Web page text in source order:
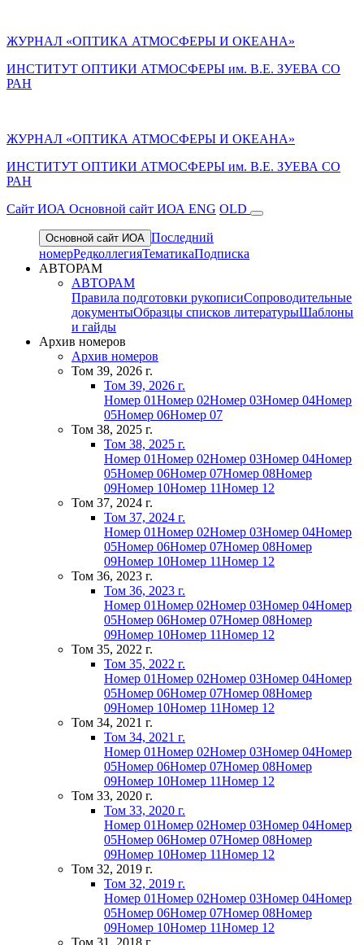
ЖУРНАЛ «ОПТИКА АТМОСФЕРЫ И ОКЕАНА»
ИНСТИТУТ ОПТИКИ АТМОСФЕРЫ им. В.Е. ЗУЕВА СО
РАН
ЖУРНАЛ «ОПТИКА АТМОСФЕРЫ И ОКЕАНА»
ИНСТИТУТ ОПТИКИ АТМОСФЕРЫ им. В.Е. ЗУЕВА СО
РАН
Cайт ИОА Основной сайт ИОА ENG OLD
Основной сайт ИОА Последний
номерРедколлегияТематикаПодписка
АВТОРАМ
АВТОРАМ
Правила подготовки рукописиСопроводительные
документыОбразцы списков литературыШаблоны
и гайды
Архив номеров
Архив номеров
Том 39, 2026 г.
Том 39, 2026 г.
Номер 01Номер 02Номер 03Номер 04Номер
05Номер 06Номер 07
Том 38, 2025 г.
Том 38, 2025 г.
Номер 01Номер 02Номер 03Номер 04Номер
05Номер 06Номер 07Номер 08Номер
09Номер 10Номер 11Номер 12
Том 37, 2024 г.
Том 37, 2024 г.
Номер 01Номер 02Номер 03Номер 04Номер
05Номер 06Номер 07Номер 08Номер
09Номер 10Номер 11Номер 12
Том 36, 2023 г.
Том 36, 2023 г.
Номер 01Номер 02Номер 03Номер 04Номер
05Номер 06Номер 07Номер 08Номер
09Номер 10Номер 11Номер 12
Том 35, 2022 г.
Том 35, 2022 г.
Номер 01Номер 02Номер 03Номер 04Номер
05Номер 06Номер 07Номер 08Номер
09Номер 10Номер 11Номер 12
Том 34, 2021 г.
Том 34, 2021 г.
Номер 01Номер 02Номер 03Номер 04Номер
05Номер 06Номер 07Номер 08Номер
09Номер 10Номер 11Номер 12
Том 33, 2020 г.
Том 33, 2020 г.
Номер 01Номер 02Номер 03Номер 04Номер
05Номер 06Номер 07Номер 08Номер
09Номер 10Номер 11Номер 12
Том 32, 2019 г.
Том 32, 2019 г.
Номер 01Номер 02Номер 03Номер 04Номер
05Номер 06Номер 07Номер 08Номер
09Номер 10Номер 11Номер 12
Том 31, 2018 г.